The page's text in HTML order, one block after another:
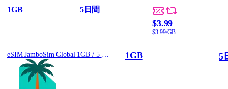
1GB 5日間
$3.99
$3.99/GB
1GB 5